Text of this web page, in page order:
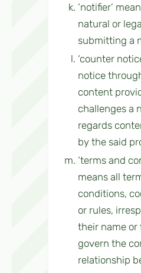
‘notifier’
natural or
submitting a
‘counter
notice
content
challenges a
regards
by the said
‘terms and
means all
conditions,
or rules,
their name or
govern the
relationship